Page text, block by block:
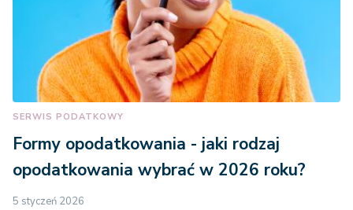
SERWIS PODATKOWY
Formy opodatkowania - jaki rodzaj
opodatkowania wybrać w 2026 roku?
5 styczeń 2026